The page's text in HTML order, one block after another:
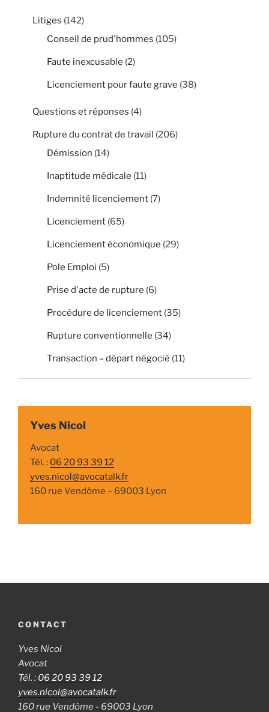
Litiges (142)
Conseil de prud'hommes (105)
Faute inexcusable (2)
Licenciement pour faute grave (38)
Questions et réponses (4)
Rupture du contrat de travail (206)
Démission (14)
Inaptitude médicale (11)
Indemnité licenciement (7)
Licenciement (65)
Licenciement économique (29)
Pole Emploi (5)
Prise d'acte de rupture (6)
Procédure de licenciement (35)
Rupture conventionnelle (34)
Transaction – départ négocié (11)
Yves Nicol
Avocat
Tél. : 06 20 93 39 12
yves.nicol@avocatalk.fr
160 rue Vendôme – 69003 Lyon
CONTACT
Yves Nicol
Avocat
Tél. : 06 20 93 39 12
yves.nicol@avocatalk.fr
160 rue Vendôme - 69003 Lyon